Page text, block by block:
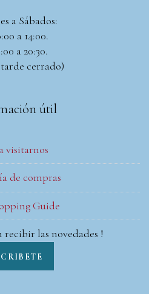
a Sábados:
a 14:00.
a 20:30.
cerrado)
útil
visitarnos
de compras
Guide
recibir las novedades !